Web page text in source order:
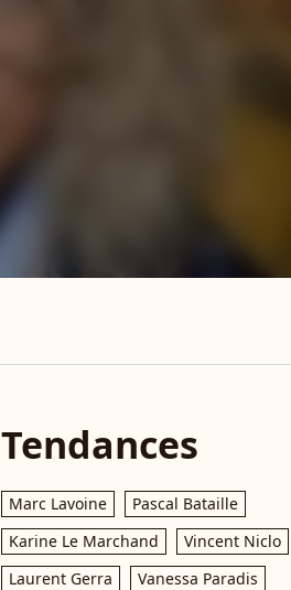
Tendances
Marc Lavoine
Pascal Bataille
Karine Le Marchand
Vincent Niclo
Laurent Gerra
Vanessa Paradis